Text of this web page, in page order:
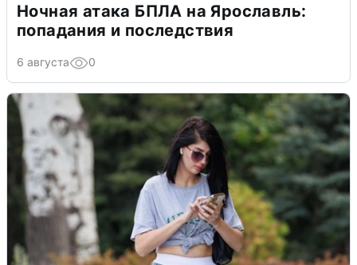
Ночная атака БПЛА на Ярославль:
попадания и последствия
6 августа 0